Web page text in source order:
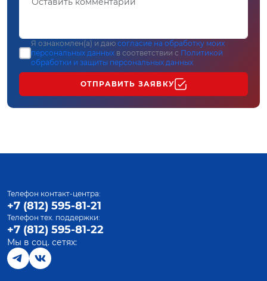
Я ознакомлен(а) и даю согласие на обработку моих
персональных данных в соответствии с Политикой
обработки и защиты персональных данных
ОТПРАВИТЬ ЗАЯВКУ
Телефон контакт-центра:
+7 (812) 595-81-21
Телефон тех. поддержки:
+7 (812) 595-81-22
Мы в соц. сетях: